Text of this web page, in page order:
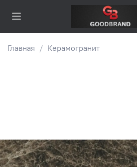
Главная Керамогранит